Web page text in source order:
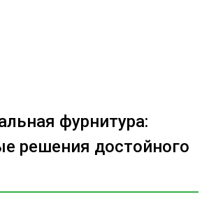
фурнитура:
решения достойного